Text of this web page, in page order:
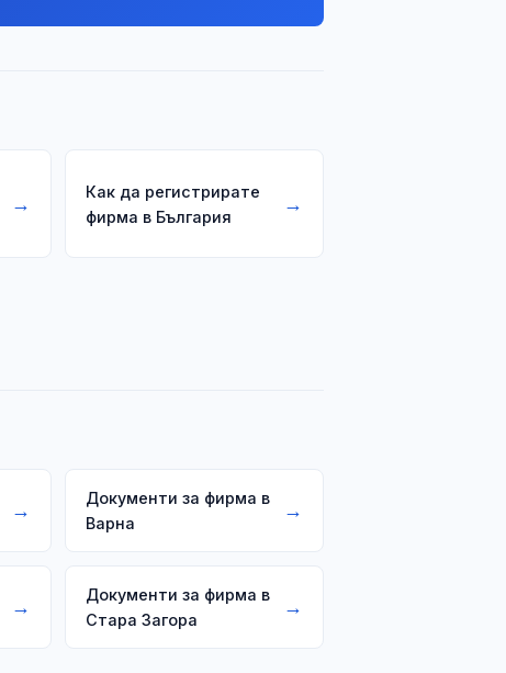
→
Как да регистрирате
фирма в България
→
→
Документи за фирма в
Варна
→
→
Документи за фирма в
Стара Загора
→